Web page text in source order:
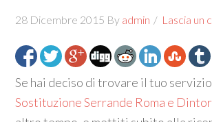
28 Dicembre 2015 By admin Lascia un
Se hai deciso di trovare il tuo
Sostituzione Serrande Roma e